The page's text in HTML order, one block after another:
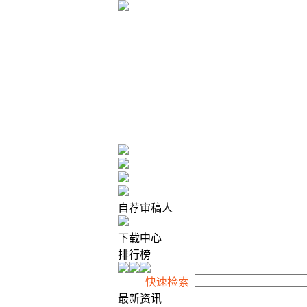
自荐审稿人
下载中心
排行榜
快速检索
最新资讯